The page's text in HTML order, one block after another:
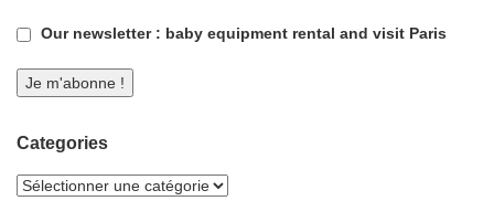
Our newsletter : baby equipment rental and visit Paris
Categories